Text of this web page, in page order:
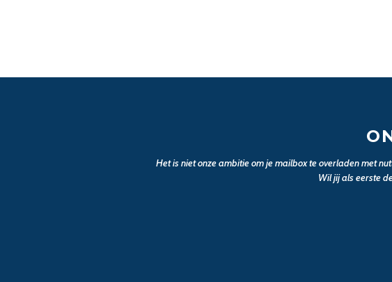
Het is niet onze ambitie om je mailbox te overladen met
Wil jij als eerste